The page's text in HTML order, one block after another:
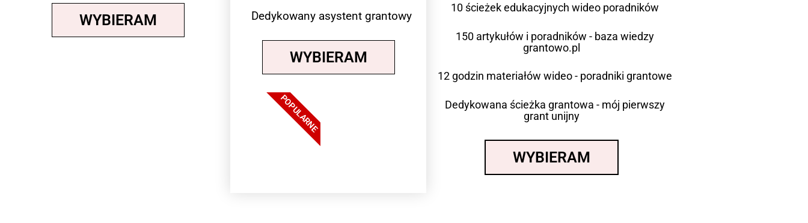
WYBIERAM Dedykowany asystent grantowy
WYBIERAM
POPULARNE
10 ścieżek edukacyjnych wideo poradników
150 artykułów i poradników - baza wiedzy
grantowo.pl
12 godzin materiałów wideo - poradniki grantowe
Dedykowana ścieżka grantowa - mój pierwszy
grant unijny
WYBIERAM